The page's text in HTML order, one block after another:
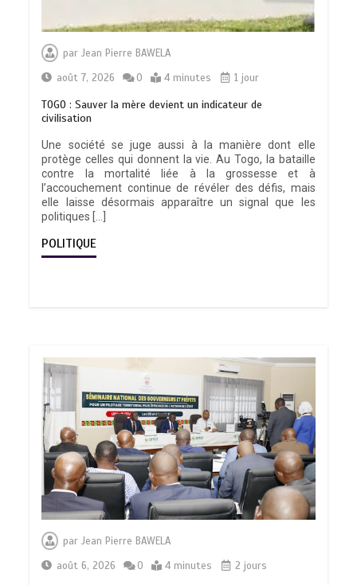
parJean Pierre BAWELA
août 7, 2026
0 4 minutes 1 jour
TOGO : Sauver la mère devient un indicateur de
civilisation
Une société se juge aussi à la manière dont elle
protège celles qui donnent la vie. Au Togo, la bataille
contre la mortalité liée à la grossesse et à
l’accouchement continue de révéler des défis, mais
elle laisse désormais apparaître un signal que les
politiques […]
POLITIQUE
parJean Pierre BAWELA
août 6, 2026
0 4 minutes 2 jours